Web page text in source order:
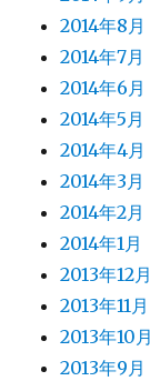
2014年8月
2014年7月
2014年6月
2014年5月
2014年4月
2014年3月
2014年2月
2014年1月
2013年12月
2013年11月
2013年10月
2013年9月